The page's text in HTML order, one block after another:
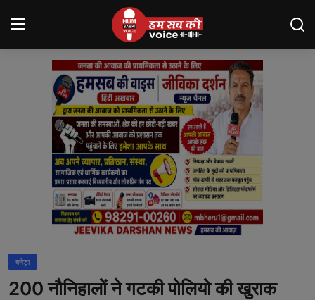
Login Register
About us
शाहपुरा
बनेड़ा
200 नौनिहालों ने गटकी पोलियो की खुराक